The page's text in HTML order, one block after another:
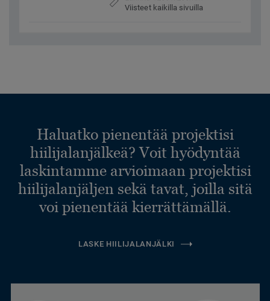
Viisteet kaikilla sivuilla
Haluatko pienentää projektisi
hiilijalanjälkeä? Voit hyödyntää
laskintamme arvioimaan projektisi
hiilijalanjäljen sekä tavat, joilla sitä
voi pienentää kierrättämällä.
LASKE HIILIJALANJÄLKI